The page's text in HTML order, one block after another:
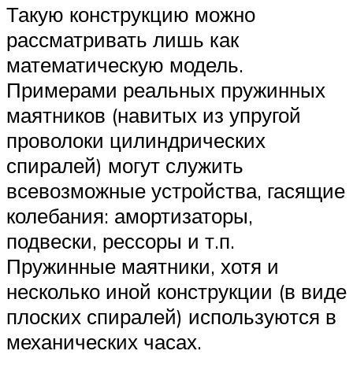
Такую конструкцию можно
рассматривать лишь как
математическую модель.
Примерами реальных пружинных
маятников (навитых из упругой
проволоки цилиндрических
спиралей) могут служить
всевозможные устройства, гасящие
колебания: амортизаторы,
подвески, рессоры и т.п.
Пружинные маятники, хотя и
несколько иной конструкции (в виде
плоских спиралей) используются в
механических часах.